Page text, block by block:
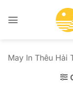
qua
May In Thêu Hải